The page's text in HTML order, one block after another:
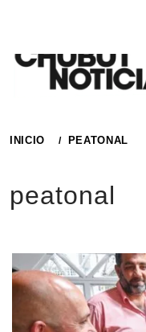
contenido
INICIO PEATONAL
peatonal